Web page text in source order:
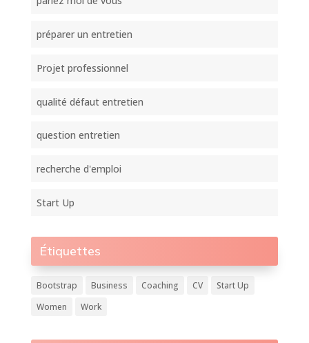
préparer un entretien
Projet professionnel
qualité défaut entretien
question entretien
recherche d'emploi
Start Up
Étiquettes
Bootstrap Business Coaching CV
Start Up
Women
Work